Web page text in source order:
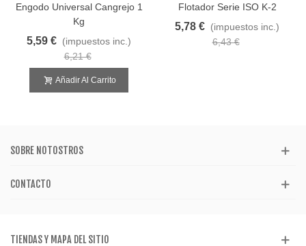
Engodo Universal Cangrejo 1
Kg
5,59 € (impuestos inc.)
6,21 €
Añadir Al Carrito
Flotador Serie ISO K-2
5,78 € (impuestos inc.)
6,43 €
SOBRE NOTOSTROS
CONTACTO
TIENDAS Y MAPA DEL SITIO